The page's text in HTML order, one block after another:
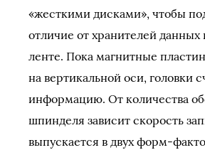
«жесткими дисками», чтобы
отличие от хранителей данных
ленте. Пока магнитные
на вертикальной оси, головки
информацию. От количества
шпинделя зависит скорость
выпускается в двух форм-